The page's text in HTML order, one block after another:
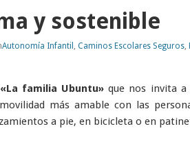
y sostenible
Autonomía Infantil ,Caminos Escolares Seguros,
«La familia Ubuntu» que nos invita a
más amable con las
a pie, en bicicleta o en